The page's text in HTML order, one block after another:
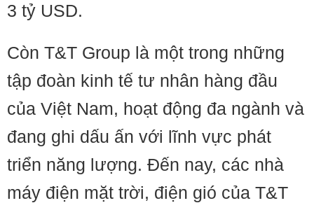
3 tỷ USD.
Còn T&T Group là một trong những
tập đoàn kinh tế tư nhân hàng đầu
của Việt Nam, hoạt động đa ngành và
đang ghi dấu ấn với lĩnh vực phát
triển năng lượng. Đến nay, các nhà
máy điện mặt trời, điện gió của T&T